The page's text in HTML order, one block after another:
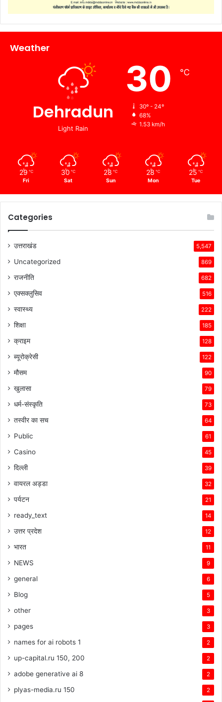
Weather
Dehradun
Light Rain
30 ℃
30º - 24º
68%
1.53 km/h
29 ℃
Fri
30 ℃
Sat
28 ℃
Sun
28 ℃
Mon
25 ℃
Tue
Categories
उत्तराखंड 5,547
Uncategorized 869
राजनीति 682
एक्सक्लुसिव 516
स्वास्थ्य 222
शिक्षा 185
क्राइम 128
ब्यूरोक्रेसी 122
मौसम 90
खुलासा 79
धर्म-संस्कृति 73
तस्वीर का सच 64
Public 61
Casino 45
दिल्ली 39
वायरल अड्डा 32
पर्यटन 21
ready_text 14
उत्तर प्रदेश 12
भारत 11
NEWS 9
general 6
Blog 5
other 3
pages 3
names for ai robots 1 2
up-capital.ru 150, 200 2
adobe generative ai 8 2
plyas-media.ru 150 2